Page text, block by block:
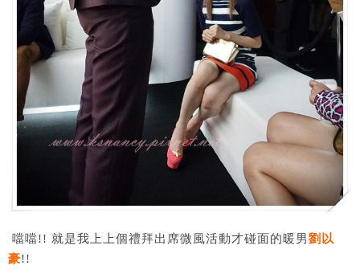
噹噹!! 就是我上上個禮拜出席微風活動才碰面的暖男劉以
豪!!